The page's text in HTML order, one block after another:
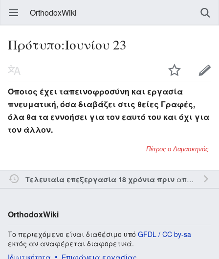
OrthodoxWiki
Πρότυπο:Ιουνίου 23
Όποιος έχει ταπεινοφροσύνη και εργασία
πνευματική, όσα διαβάζει στις θείες Γραφές,
όλα θα τα εννοήσει για τον εαυτό του και όχι για
τον άλλον.
Πέτρος ο Δαμασκηνός
Τελευταία επεξεργασία 18 χρόνια πριναπό τον την
OrthodoxWiki
Το περιεχόμενο είναι διαθέσιμο υπό GFDL / CC by-sa
εκτός αν αναφέρεται διαφορετικά.
Ιδιωτικότητα
Επιφάνεια εργασίας